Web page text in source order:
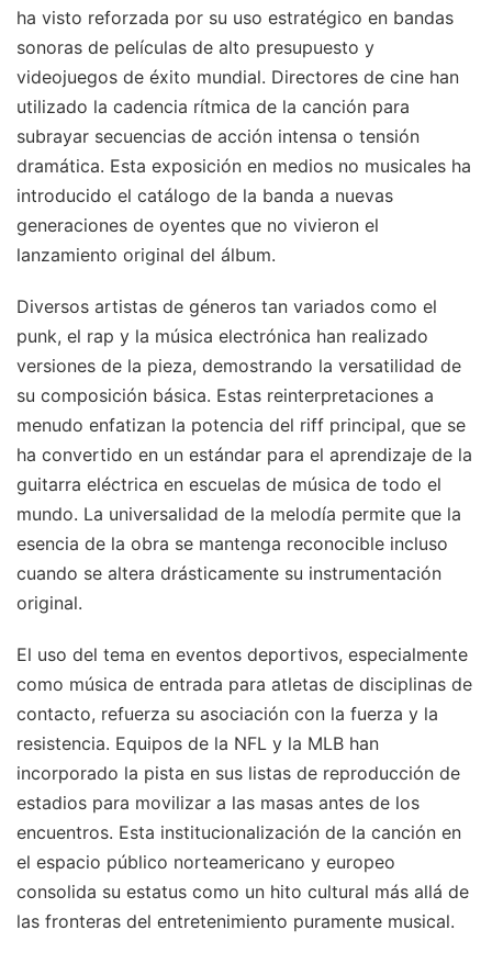
ha visto reforzada por su uso estratégico en bandas
sonoras de películas de alto presupuesto y
videojuegos de éxito mundial. Directores de cine han
utilizado la cadencia rítmica de la canción para
subrayar secuencias de acción intensa o tensión
dramática. Esta exposición en medios no musicales ha
introducido el catálogo de la banda a nuevas
generaciones de oyentes que no vivieron el
lanzamiento original del álbum.
Diversos artistas de géneros tan variados como el
punk, el rap y la música electrónica han realizado
versiones de la pieza, demostrando la versatilidad de
su composición básica. Estas reinterpretaciones a
menudo enfatizan la potencia del riff principal, que se
ha convertido en un estándar para el aprendizaje de la
guitarra eléctrica en escuelas de música de todo el
mundo. La universalidad de la melodía permite que la
esencia de la obra se mantenga reconocible incluso
cuando se altera drásticamente su instrumentación
original.
El uso del tema en eventos deportivos, especialmente
como música de entrada para atletas de disciplinas de
contacto, refuerza su asociación con la fuerza y la
resistencia. Equipos de la NFL y la MLB han
incorporado la pista en sus listas de reproducción de
estadios para movilizar a las masas antes de los
encuentros. Esta institucionalización de la canción en
el espacio público norteamericano y europeo
consolida su estatus como un hito cultural más allá de
las fronteras del entretenimiento puramente musical.